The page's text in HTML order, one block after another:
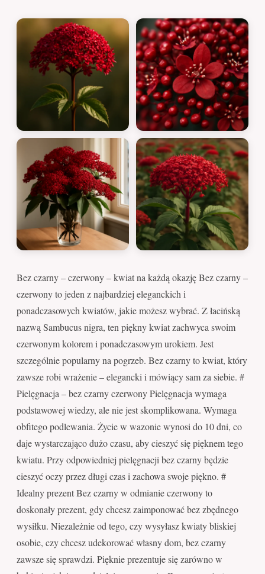
Bez czarny – czerwony – kwiat na każdą okazję Bez czarny –
czerwony to jeden z najbardziej eleganckich i
ponadczasowych kwiatów, jakie możesz wybrać. Z łacińską
nazwą Sambucus nigra, ten piękny kwiat zachwyca swoim
czerwonym kolorem i ponadczasowym urokiem. Jest
szczególnie popularny na pogrzeb. Bez czarny to kwiat, który
zawsze robi wrażenie – elegancki i mówiący sam za siebie. #
Pielęgnacja – bez czarny czerwony Pielęgnacja wymaga
podstawowej wiedzy, ale nie jest skomplikowana. Wymaga
obfitego podlewania. Życie w wazonie wynosi do 10 dni, co
daje wystarczająco dużo czasu, aby cieszyć się pięknem tego
kwiatu. Przy odpowiedniej pielęgnacji bez czarny będzie
cieszyć oczy przez długi czas i zachowa swoje piękno. #
Idealny prezent Bez czarny w odmianie czerwony to
doskonały prezent, gdy chcesz zaimponować bez zbędnego
wysiłku. Niezależnie od tego, czy wysyłasz kwiaty bliskiej
osobie, czy chcesz udekorować własny dom, bez czarny
zawsze się sprawdzi. Pięknie prezentuje się zarówno w